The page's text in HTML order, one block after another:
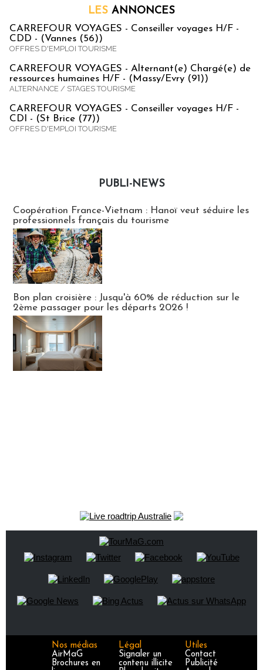
LES ANNONCES
CARREFOUR VOYAGES - Conseiller voyages H/F -
CDD - (Vannes (56))
OFFRES D'EMPLOI TOURISME
CARREFOUR VOYAGES - Alternant(e) Chargé(e) de
ressources humaines H/F - (Massy/Evry (91))
ALTERNANCE / STAGES TOURISME
CARREFOUR VOYAGES - Conseiller voyages H/F -
CDI - (St Brice (77))
OFFRES D'EMPLOI TOURISME
PUBLI-NEWS
Coopération France-Vietnam : Hanoï veut séduire les
professionnels français du tourisme
Bon plan croisière : Jusqu'à 60% de réduction sur le
2ème passager pour les départs 2026 !
Nos médias
AirMaG
Brochures en
Légal
Signaler un
contenu illicite
Utiles
Contact
Publicité